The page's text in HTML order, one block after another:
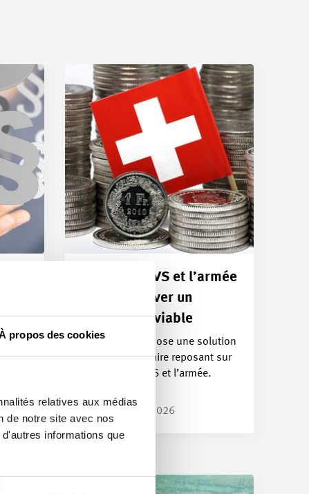
propos des cookies
relatives aux médias
de notre site avec nos
informations que
de
Financer l’AVS et l’armée
: il faut trouver un
compromis viable
Swissmem propose une solution
globale temporaire reposant sur
la TVA pour l’AVS et l’armée.
Article | 26.05.2026